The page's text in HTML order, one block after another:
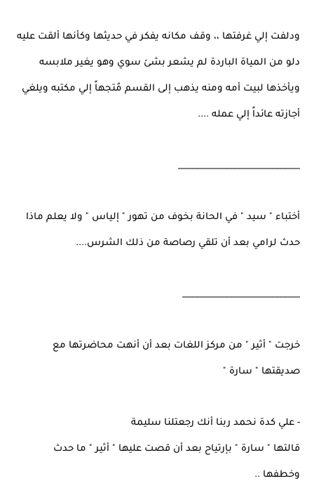
ودلفت إلي غرفتها ،، وقف مكانه يفكر في حديثها وكأنها ألقت عليه
دلو من المياة الباردة لم يشعر بشئ سوي وهو يغير ملابسه
ويأخذها لبيت أمه ومنه يذهب إلى القسم مُتجهاً إلي مكتبه ويلغي
أجازته عائداً إلي عمله ....
_____________________________
أختباء " سيد " في الحانة بخوف من تهور " إلياس " ولا يعلم ماذا
حدث لرامي بعد أن تلقي رصاصة من ذلك الشرس....
____________________________
خرجت " أثير " من مركز اللغات بعد أن أنهت محاضرتها مع
صديقتها " سارة "
- علي كدة نحمد ربنا أنك رجعتلنا سليمة
قالتها " سارة " بإرتياح بعد أن قصت عليها " أثير " ما حدث
وخطفها ..